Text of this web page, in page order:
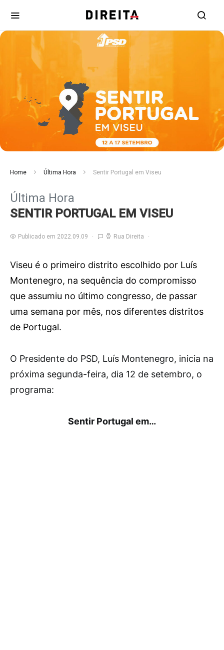
Home Última Hora Sentir Portugal em Viseu
Última Hora
SENTIR PORTUGAL EM VISEU
Publicado em 2022.09.09 Rua Direita
Viseu é o primeiro distrito escolhido por Luís
Montenegro, na sequência do compromisso
que assumiu no último congresso, de passar
uma semana por mês, nos diferentes distritos
de Portugal.
O Presidente do PSD, Luís Montenegro, inicia na
próxima segunda-feira, dia 12 de setembro, o
programa:
Sentir Portugal em…